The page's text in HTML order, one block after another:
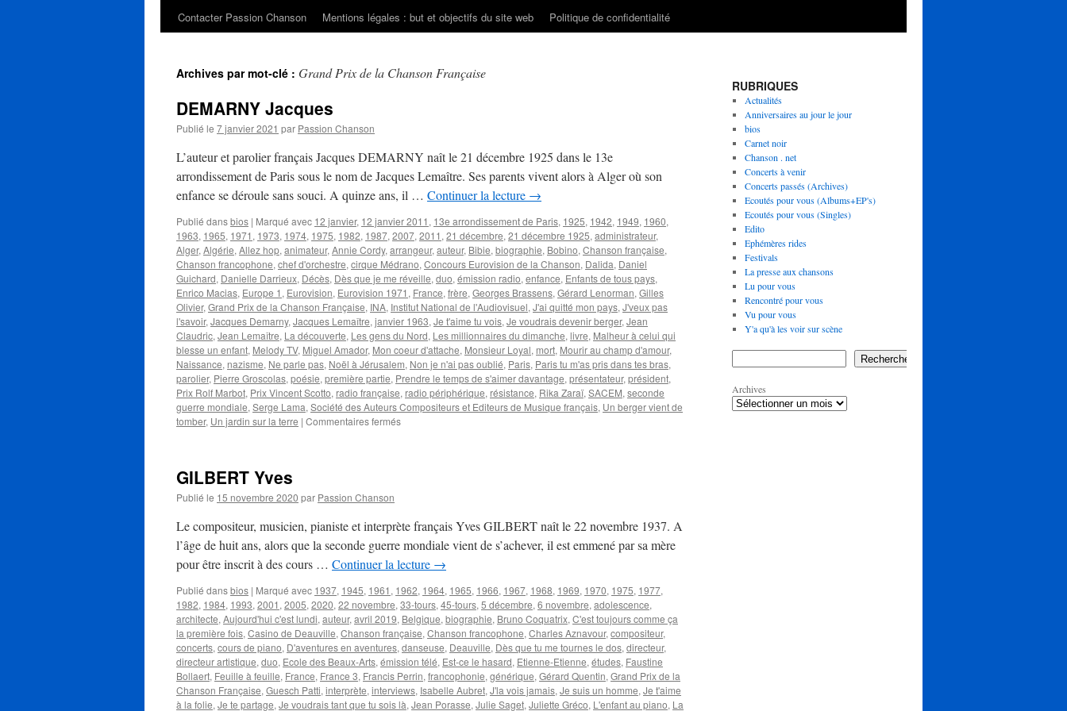
Contacter Passion Chanson
Mentions légales : but et objectifs du site web Politique de confidentialité
Archives par mot-clé : Grand Prix de la Chanson Française
DEMARNY Jacques
Publié le 7 janvier 2021 par Passion Chanson
L’auteur et parolier français Jacques DEMARNY naît le 21 décembre 1925 dans le 13e
arrondissement de Paris sous le nom de Jacques Lemaître. Ses parents vivent alors à Alger où son
enfance se déroule sans souci. A quinze ans, il … Continuer la lecture →
Publié dansbios | Marqué avec 12 janvier, 12 janvier 2011 , 13e arrondissement de Paris, 1925, 1942, 1949, 1960,
1963, 1965, 1971 , 1973, 1974, 1975, 1982, 1987, 2007, 2011 , 21 décembre, 21 décembre 1925, administrateur,
Alger, Algérie, Allez hop, animateur, Annie Cordy, arrangeur, auteur, Bibie, biographie, Bobino, Chanson française,
Chanson francophone, chef d'orchestre, cirque Médrano, Concours Eurovision de la Chanson, Dalida, Daniel
Guichard, Danielle Darrieux, Décès, Dès que je me réveille, duo, émission radio, enfance, Enfants de tous pays,
Enrico Macias, Europe 1 , Eurovision, Eurovision 1971 , France, frère, Georges Brassens, Gérard Lenorman, Gilles
Olivier, Grand Prix de la Chanson Française, INA, Institut National de l'Audiovisuel, J'ai quitté mon pays, J'veux pas
l'savoir, Jacques Demarny, Jacques Lemaître, janvier 1963, Je t'aime tu vois, Je voudrais devenir berger, Jean
Claudric, Jean Lemaître, La découverte, Les gens du Nord, Les millionnaires du dimanche, livre, Malheur à celui qui
blesse un enfant, Melody TV, Miguel Amador, Mon coeur d'attache, Monsieur Loyal, mort, Mourir au champ d'amour,
Naissance, nazisme, Ne parle pas, Noël à Jérusalem, Non je n'ai pas oublié, Paris, Paris tu m'as pris dans tes bras,
parolier, Pierre Groscolas, poésie, première partie, Prendre le temps de s'aimer davantage, présentateur, président,
Prix Rolf Marbot, Prix Vincent Scotto, radio française, radio périphérique, résistance, Rika Zaraï, SACEM, seconde
guerre mondiale, Serge Lama, Société des Auteurs Compositeurs et Editeurs de Musique français, Un berger vient de
tomber, Un jardin sur la terre | Commentaires ferméssur
GILBERT Yves
Publié le 15 novembre 2020 par Passion Chanson
Le compositeur, musicien, pianiste et interprète français Yves GILBERT naît le 22 novembre 1937. A
l’âge de huit ans, alors que la seconde guerre mondiale vient de s’achever, il est emmené par sa mère
pour être inscrit à des cours … Continuer la lecture →
Publié dansbios | Marqué avec 1937, 1945, 1961 , 1962, 1964, 1965, 1966, 1967, 1968, 1969, 1970, 1975, 1977,
1982, 1984, 1993, 2001 , 2005, 2020, 22 novembre, 33-tours, 45-tours, 5 décembre, 6 novembre, adolescence,
architecte, Aujourd'hui c'est lundi, auteur, avril 2019, Belgique, biographie, Bruno Coquatrix, C'est toujours comme ça
la première fois, Casino de Deauville, Chanson française, Chanson francophone, Charles Aznavour, compositeur,
concerts, cours de piano, D'aventures en aventures, danseuse, Deauville, Dès que tu me tournes le dos, directeur,
directeur artistique, duo, Ecole des Beaux-Arts, émission télé, Est-ce le hasard, Etienne-Etienne, études, Faustine
Bollaert, Feuille à feuille, France, France 3, Francis Perrin, francophonie, générique, Gérard Quentin, Grand Prix de la
Chanson Française, Guesch Patti, interprète, interviews, Isabelle Aubret, J'la vois jamais, Je suis un homme, Je t'aime
à la folie, Je te partage, Je voudrais tant que tu sois là, Jean Porasse, Julie Saget, Juliette Gréco, L'enfant au piano, La
RUBRIQUES
Actualités
Anniversaires au jour le jour
bios
Carnet noir
Chanson . net
Concerts à venir
Concerts passés (Archives)
Ecoutés pour vous (Albums+EP's)
Ecoutés pour vous (Singles)
Edito
Ephémères rides
Festivals
La presse aux chansons
Lu pour vous
Rencontré pour vous
Vu pour vous
Y'a qu'à les voir sur scène
Rechercher
Archives